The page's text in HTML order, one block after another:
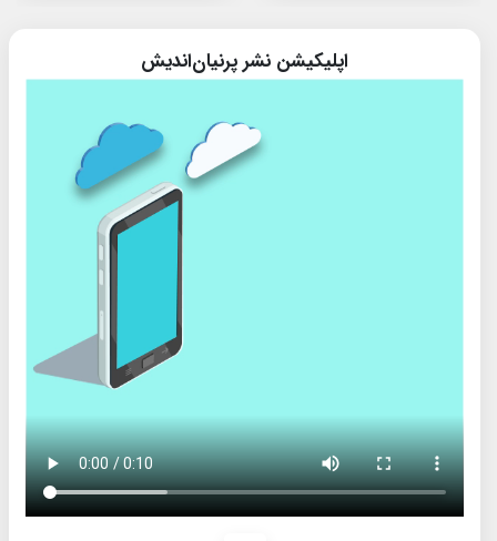
اپلیکیشن نشر پرنیان‌اندیش